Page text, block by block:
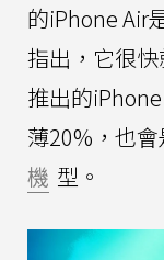
的iPhone Air
指出，它很
推出的
薄20%，也
機 型。